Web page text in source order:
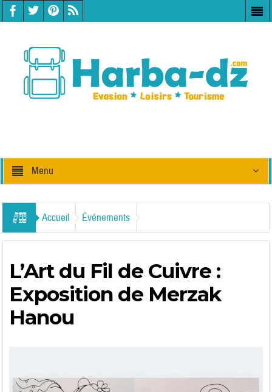
Menu
Accueil Événements
L’Art du Fil de Cuivre :
Exposition de Merzak
Hanou